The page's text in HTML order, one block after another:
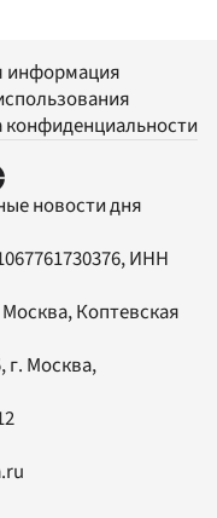
информация
конфиденциальности
новости дня
ИНН
Коптевская
, г. Москва,